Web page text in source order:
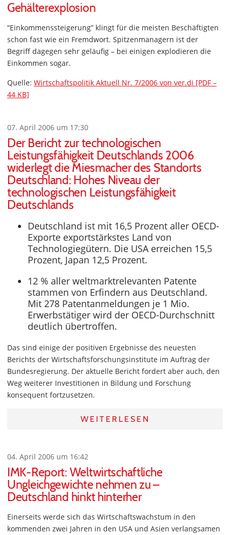
Gehälterexplosion
“Einkommenssteigerung” klingt für die meisten Beschäftigten
schon fast wie ein Fremdwort. Spitzenmanagern ist der
Begriff dagegen sehr geläufig – bei einigen explodieren die
Einkommen sogar.
Quelle: Wirtschaftspolitik Aktuell Nr. 7/2006 von ver.di [PDF –
44 KB]
07. April 2006 um 17:30
Der Bericht zur technologischen
Leistungsfähigkeit Deutschlands 2006
widerlegt die Miesmacher des Standorts
Deutschland: Hohes Niveau der
technologischen Leistungsfähigkeit
Deutschlands
Deutschland ist mit 16,5 Prozent aller OECD-
Exporte exportstärkstes Land von
Technologiegütern. Die USA erreichen 15,5
Prozent, Japan 12,5 Prozent.
12 % aller weltmarktrelevanten Patente
stammen von Erfindern aus Deutschland.
Mit 278 Patentanmeldungen je 1 Mio.
Erwerbstätiger wird der OECD-Durchschnitt
deutlich übertroffen.
Das sind einige der positiven Ergebnisse des neuesten
Berichts der Wirtschaftsforschungsinstitute im Auftrag der
Bundesregierung. Der aktuelle Bericht fordert aber auch, den
Weg weiterer Investitionen in Bildung und Forschung
konsequent fortzusetzen.
WEITERLESEN
04. April 2006 um 16:42
IMK-Report: Weltwirtschaftliche
Ungleichgewichte nehmen zu –
Deutschland hinkt hinterher
Einerseits werde sich das Wirtschaftswachstum in den
kommenden zwei Jahren in den USA und Asien verlangsamen